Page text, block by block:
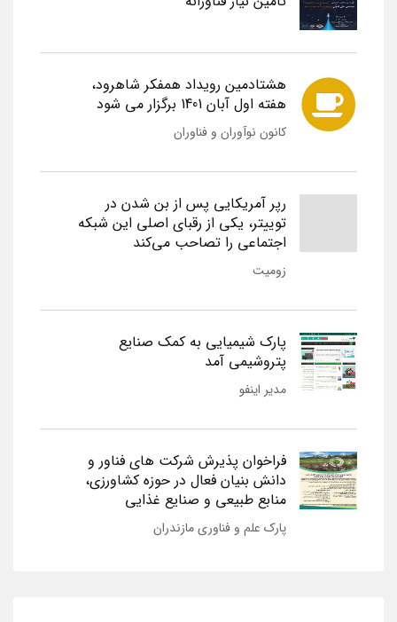
هشتادمین رویداد همفکر شاهرود،
هفته اول آبان 1401 برگزار می شود
کانون نوآوران و فناوران
رپر آمریکایی پس از بن شدن در
توییتر، یکی از رقبای اصلی این شبکه
اجتماعی را تصاحب می‌کند
زومیت
پارک شیمیایی به کمک صنایع
پتروشیمی آمد
مدیر اینفو
فراخوان پذیرش شرکت های فناور و
دانش بنیان فعال در حوزه کشاورزی،
منابع طبیعی و صنایع غذایی
پارک علم و فناوری مازندران